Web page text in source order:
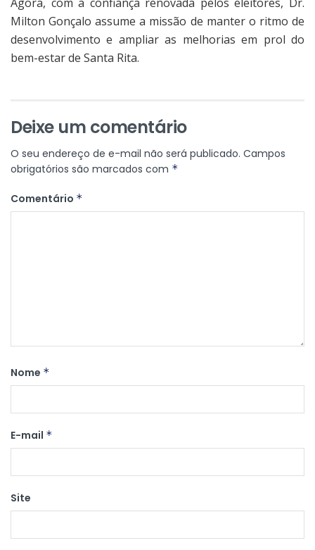
Milton Gonçalo assume a missão de manter o ritmo de
desenvolvimento e ampliar as melhorias em prol do
bem-estar de Santa Rita.
Deixe um comentário
O seu endereço de e-mail não será publicado. Campos
obrigatórios são marcados com *
Comentário *
Nome *
E-mail *
Site